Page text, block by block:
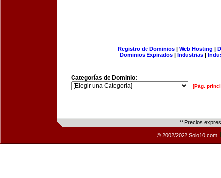
Registro de Dominios| Web Hosting |
Dominios Expirados | Industrias |
Categorías de Dominio:
[Pág.
** Precios
© 2002/2022 Solo10.com